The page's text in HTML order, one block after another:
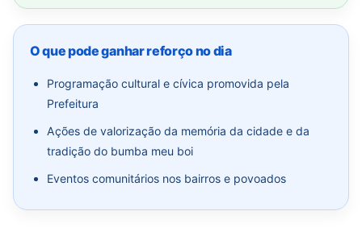
O que pode ganhar reforço no dia
Programação cultural e cívica promovida pela
Prefeitura
Ações de valorização da memória da cidade e da
tradição do bumba meu boi
Eventos comunitários nos bairros e povoados